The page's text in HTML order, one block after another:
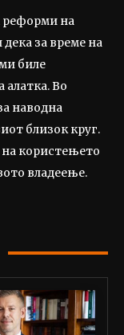
реформи на
за време на
биле
алатка. Во
наводна
близок круг.
на користењето
владеење.